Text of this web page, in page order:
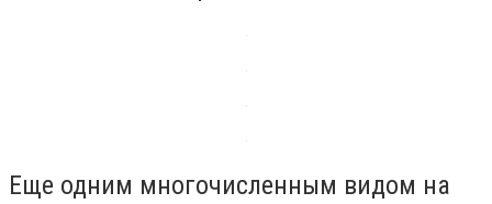
Еще одним многочисленным видом на